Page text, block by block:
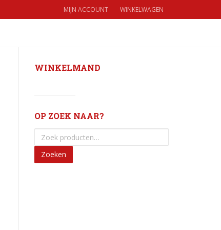
MIJN ACCOUNT WINKELWAGEN
WINKELMAND
OP ZOEK NAAR?
Zoeken